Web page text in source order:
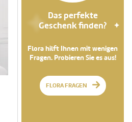
Das perfekte
Geschenk finden?
Flora hilft Ihnen mit wenigen
Fragen. Probieren Sie es aus!
FLORA FRAGEN